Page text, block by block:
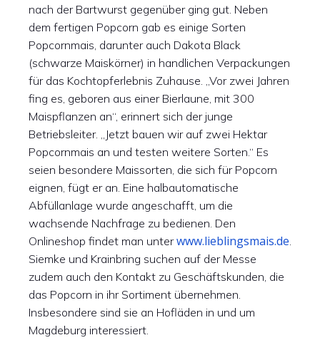
nach der Bartwurst gegenüber ging gut. Neben
dem fertigen Popcorn gab es einige Sorten
Popcornmais, darunter auch Dakota Black
(schwarze Maiskörner) in handlichen Verpackungen
für das Kochtopferlebnis Zuhause. „Vor zwei Jahren
fing es, geboren aus einer Bierlaune, mit 300
Maispflanzen an“, erinnert sich der junge
Betriebsleiter. „Jetzt bauen wir auf zwei Hektar
Popcornmais an und testen weitere Sorten.“ Es
seien besondere Maissorten, die sich für Popcorn
eignen, fügt er an. Eine halbautomatische
Abfüllanlage wurde angeschafft, um die
wachsende Nachfrage zu bedienen. Den
Onlineshop findet man unterwww.lieblingsmais.de.
Siemke und Krainbring suchen auf der Messe
zudem auch den Kontakt zu Geschäftskunden, die
das Popcorn in ihr Sortiment übernehmen.
Insbesondere sind sie an Hofläden in und um
Magdeburg interessiert.